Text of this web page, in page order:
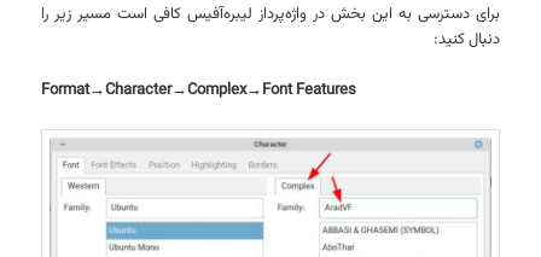
برای دسترسی به این بخش در واژه‌پرداز لیبره‌آفیس کافی است مسیر زیر را
دنبال کنید:
Format→Character→Complex→Font Features